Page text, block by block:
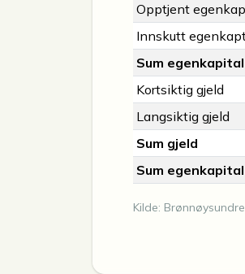
Opptjent
Innskutt
Sum egenkapital
Kortsiktig gjeld
Langsiktig gjeld
Sum gjeld
Sum
Kilde: